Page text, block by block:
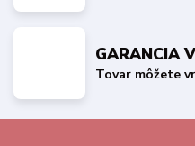
GARANCIA
Tovar môžete